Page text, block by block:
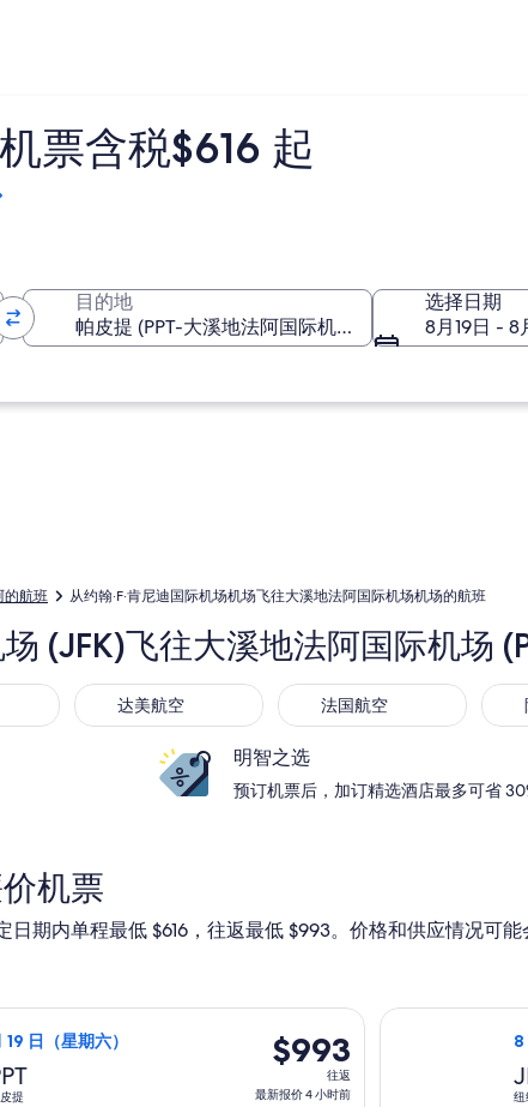
票含税$616 起
目的地
选择日期
8月19日 - 8
的航班 从约翰·F·肯尼迪国际机场机场飞往大溪地法阿国际机场机场的航班
场 (JFK)飞往大溪地法阿国际机场
达美航空
达美航空 法国航空
法国航空 阿拉
明智之选
预订机票后，加订精选酒店最多可省
机票
期内单程最低 $616，往返最低 $993。价格和供应情况可能
日（星期六）
提
$993
往
返,
$993
往返
最新报价 4 小时前
月 13 日（星期日）从纽约前往帕皮提，9 月 19 日（星期六
8
纽